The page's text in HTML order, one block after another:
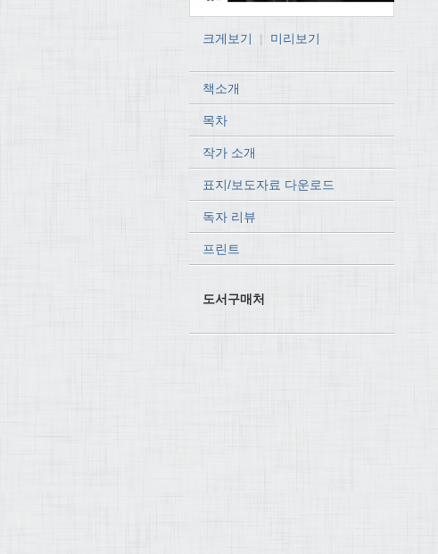
크게보기 | 미리보기
책소개
목차
작가 소개
표지/보도자료 다운로드
독자 리뷰
프린트
도서구매처